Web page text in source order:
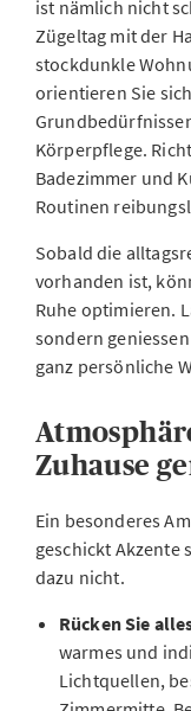
ist nämlich nicht
Zügeltag mit der
stockdunkle
orientieren Sie
Körperpflege.
Badezimmer und
Routinen
Sobald die
vorhanden ist,
Ruhe optimieren.
sondern
ganz persönliche
Zuhause
Ein besonderes
geschickt Akzente
dazu nicht.
Rücken Sie
warmes und
Lichtquellen,